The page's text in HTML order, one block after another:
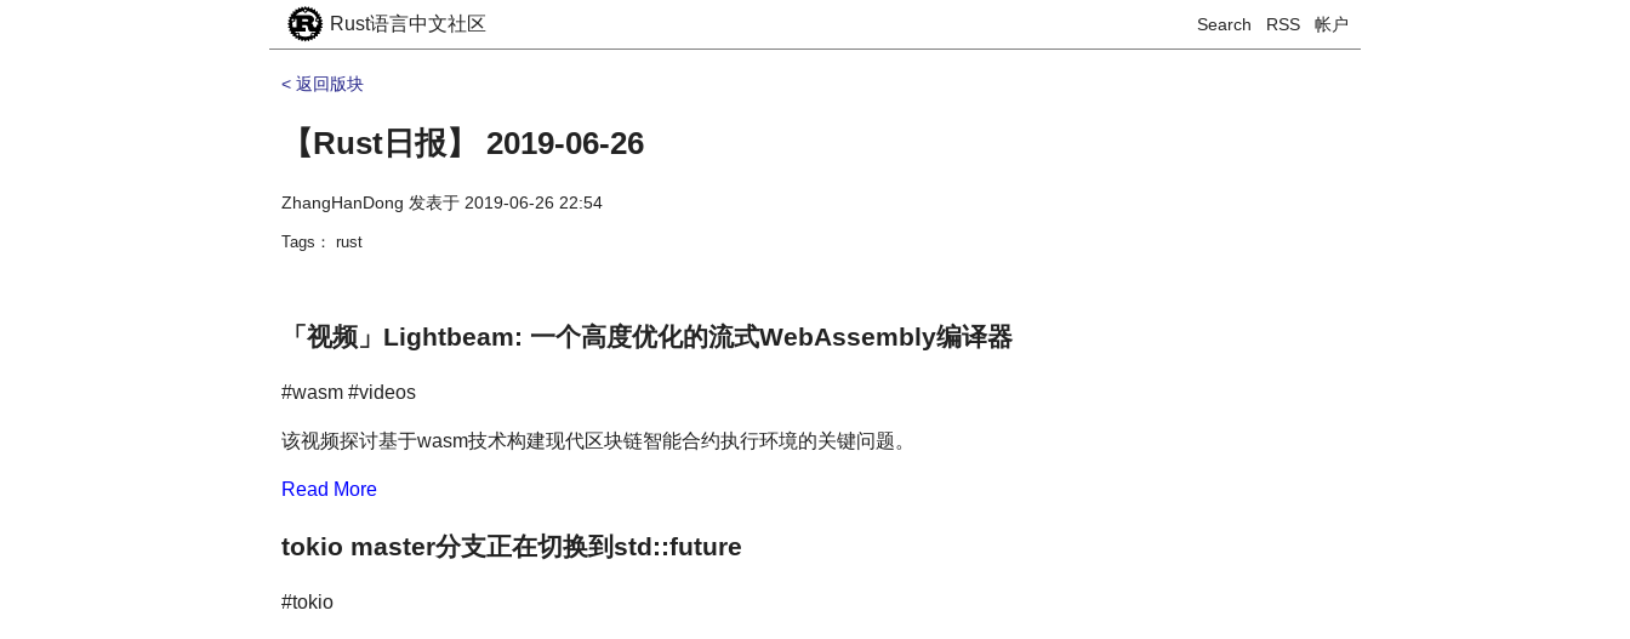
Rust语言中文社区 Search RSS 帐户
< 返回版块
【Rust日报】 2019-06-26
ZhangHanDong 发表于 2019-06-26 22:54
Tags： rust
「视频」Lightbeam: 一个高度优化的流式WebAssembly编译器
#wasm #videos
该视频探讨基于wasm技术构建现代区块链智能合约执行环境的关键问题。
Read More
tokio master分支正在切换到std::future
#tokio